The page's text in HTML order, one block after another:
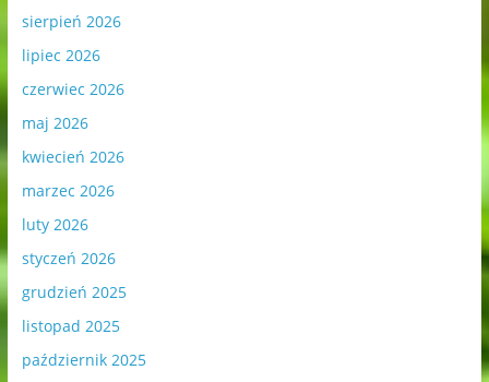
sierpień 2026
lipiec 2026
czerwiec 2026
maj 2026
kwiecień 2026
marzec 2026
luty 2026
styczeń 2026
grudzień 2025
listopad 2025
październik 2025